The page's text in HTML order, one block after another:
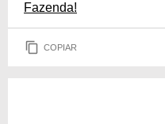
Fazenda!
COPIAR